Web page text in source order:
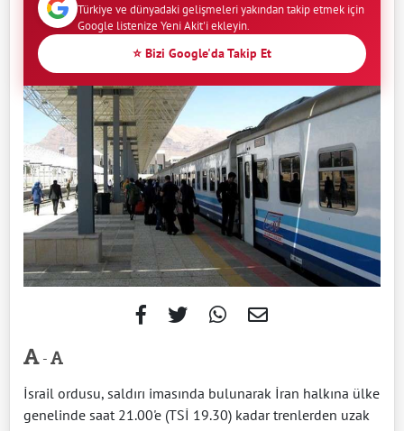
Türkiye ve dünyadaki gelişmeleri yakından takip etmek için
Google listenize Yeni Akit'i ekleyin.
⭐ Bizi Google'da Takip Et
-
İsrail ordusu, saldırı imasında bulunarak İran halkına ülke
genelinde saat 21.00'e (TSİ 19.30) kadar trenlerden uzak